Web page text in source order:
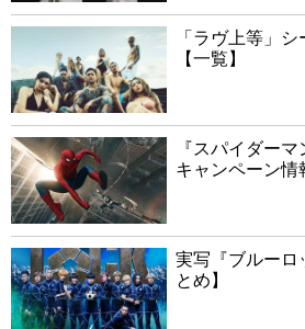
「ラヴ上等」
【一覧】
『スパイダー
キャンペーン情
実写『ブルーロ
とめ】